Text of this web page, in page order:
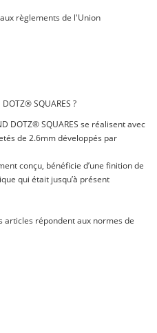
règlements de l'Union
SQUARES ?
DOTZ® SQUARES se réalisent avec
de 2.6mm développés par
conçu, bénéficie d’une finition de
qui était jusqu’à présent
articles répondent aux normes de